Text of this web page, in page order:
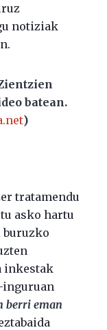
notiziak
batean.
)
tratamendu
asko hartu
buruzko
inkestak
inguruan
berri eman